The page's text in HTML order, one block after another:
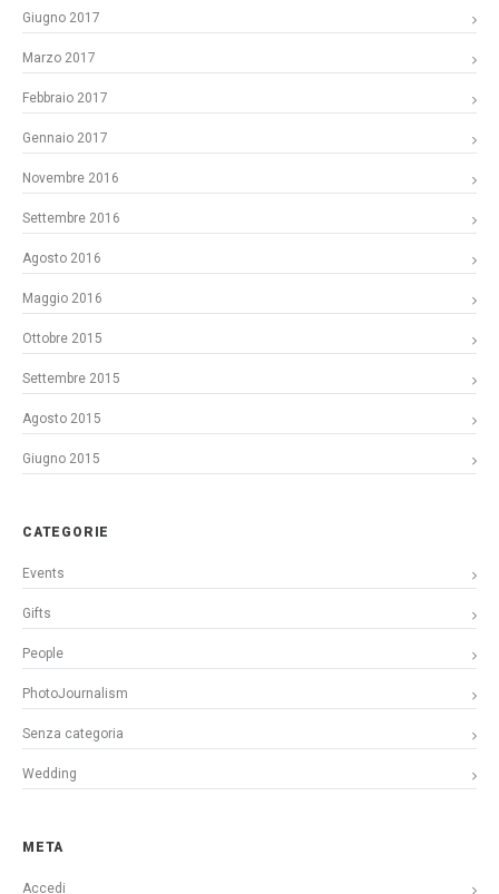
Giugno 2017
Marzo 2017
Febbraio 2017
Gennaio 2017
Novembre 2016
Settembre 2016
Agosto 2016
Maggio 2016
Ottobre 2015
Settembre 2015
Agosto 2015
Giugno 2015
CATEGORIE
Events
Gifts
People
PhotoJournalism
Senza categoria
Wedding
META
Accedi